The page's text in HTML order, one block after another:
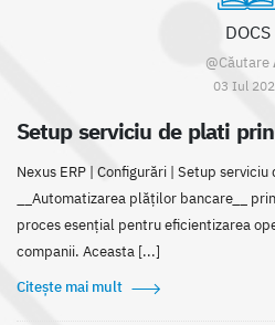
DOCS
@Căutare
03 Iul
Setup serviciu de plati
Nexus ERP | Configurări | Setup
__Automatizarea plăților bancare__
proces esențial pentru eficientizarea
companii. Aceasta [...]
Citește mai mult